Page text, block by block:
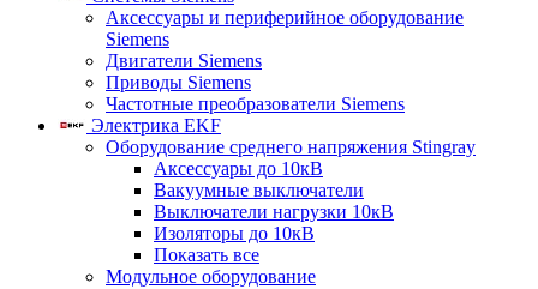
Аксессуары и периферийное оборудование
Siemens
Двигатели Siemens
Приводы Siemens
Частотные преобразователи Siemens
Электрика EKF
Оборудование среднего напряжения Stingray
Аксессуары до 10кВ
Вакуумные выключатели
Выключатели нагрузки 10кВ
Изоляторы до 10кВ
Показать все
Модульное оборудование